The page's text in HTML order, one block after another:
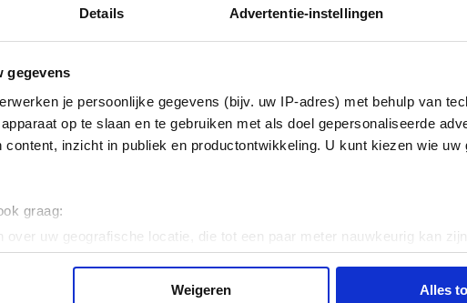
Details Advertentie-instellingen
gegevens
je persoonlijke gegevens (bijv. uw IP-adres) met behulp van
op te slaan en te gebruiken met als doel gepersonaliseerde
content, inzicht in publiek en productontwikkeling. U kunt kiezen wie uw
graag:
over uw geografische locatie, die tot een paar meter nauwkeurig kan zijn
door het actief te scannen op specifieke eigenschappen
gegevens worden verwerkt en stel uw voorkeuren in het
Weigeren Alles